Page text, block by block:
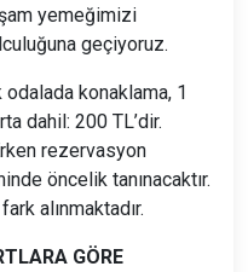
yemeğimizi
geçiyoruz.
konaklama, 1
dahil: 200 TL’dir.
rezervasyon
öncelik tanınacaktır.
alınmaktadır.
GÖRE